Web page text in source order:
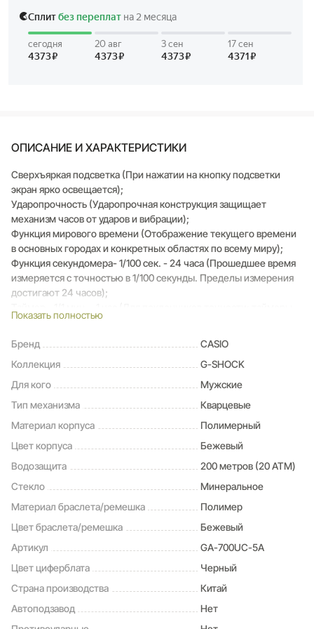
ОПИСАНИЕ И ХАРАКТЕРИСТИКИ
Сверхъяркая подсветка (При нажатии на кнопку подсветки
экран ярко освещается);
Ударопрочность (Ударопрочная конструкция защищает
механизм часов от ударов и вибрации);
Функция мирового времени (Отображение текущего времени
в основных городах и конкретных областях по всему миру);
Функция секундомера- 1/100 сек. - 24 часа (Прошедшее время
измеряется с точностью в 1/100 секунды. Пределы измерения
достигают 24 часов);
обратного отсчета напомнят Вам о текущих или особенных
время. Время можно предварительно настроить от 1 минуты и
до 1 часа. Идеальное решение для людей, которым
необходимо ежедневно принимать лекарства или выполнять
5 ежедневных будильников (Будильник напомнит Вам о
повторяющихся событиях с помощью звукового сигнала,
установленного Вами на определенное время. Вы также
можете активировать почасовой сигнал времени,
сообщающий о каждом полном часе.
Показать полностью
Бренд
CASIO
Коллекция
G-SHOCK
Для кого
Мужские
Тип механизма
Кварцевые
Материал корпуса
Полимерный
Цвет корпуса
Бежевый
Водозащита
200 метров (20 ATM)
Стекло
Минеральное
Материал браслета/ремешка
Полимер
Цвет браслета/ремешка
Бежевый
Артикул
GA-700UC-5A
Цвет циферблата
Черный
Страна производства
Китай
Автоподзавод
Нет